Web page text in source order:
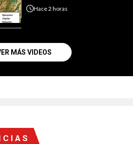
Hace2 horas
MÁS VIDEOS